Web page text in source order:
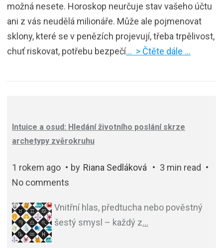
možná nesete. Horoskop neurčuje stav vašeho účtu
ani z vás neudělá milionáře. Může ale pojmenovat
sklony, které se v penězích projevují, třeba trpělivost,
chuť riskovat, potřebu bezpečí… > Čtěte dále …
Intuice a osud: Hledání životního poslání skrze
archetypy zvěrokruhu
1 rokem ago by Riana Sedláková
3 min read
No comments
Vnitřní hlas, předtucha nebo pověstný
šestý smysl – každý z…